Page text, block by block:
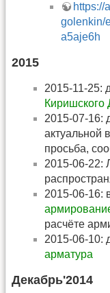
https://
golenkin/
a5aje6h
2015
2015-11-25:
Киришского
2015-07-16:
актуальной
просьба,
2015-06-22:
2015-06-16:
расчёте
2015-06-10:
арматура
Декабрь'2014